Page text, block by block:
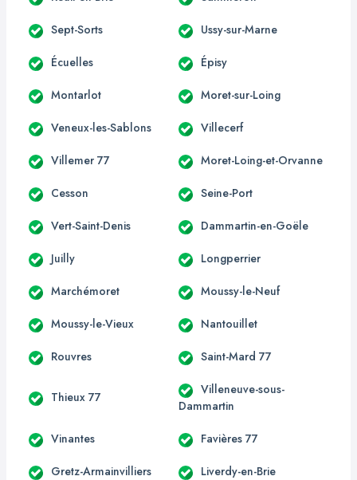
Sept-Sorts Ussy-sur-Marne
Écuelles Épisy
Montarlot Moret-sur-Loing
Veneux-les-Sablons Villecerf
Villemer 77 Moret-Loing-et-Orvanne
Cesson Seine-Port
Vert-Saint-Denis Dammartin-en-Goële
Juilly Longperrier
Marchémoret Moussy-le-Neuf
Moussy-le-Vieux Nantouillet
Rouvres Saint-Mard 77
Thieux 77
Villeneuve-sous-
Dammartin
Vinantes Favières 77
Gretz-Armainvilliers Liverdy-en-Brie